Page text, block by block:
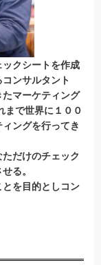
クシートを作成
ンサルタント
マーケティング
まで世界に１００
ングを行ってき
だけのチェック
る。
を目的としコン